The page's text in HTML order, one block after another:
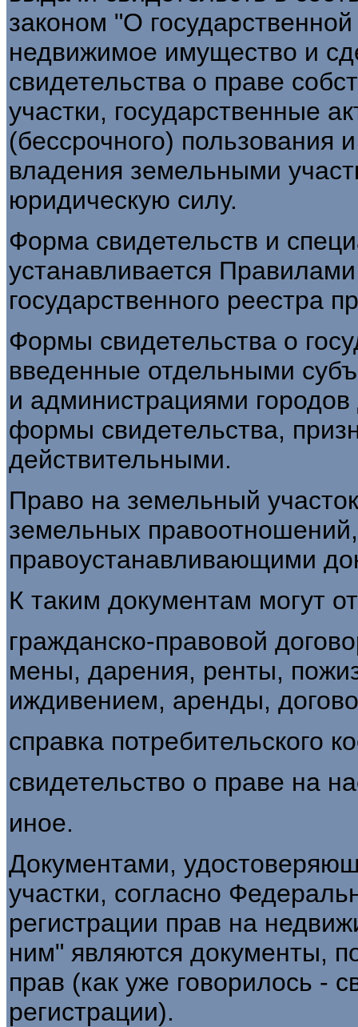
законом "О
недвижимое имущество и
свидетельства о праве
участки, государственные
(бессрочного) пользования
владения земельными
юридическую силу.
Форма свидетельств и
устанавливается
государственного реестра
Формы свидетельства о
введенные отдельными
и администрациями
формы свидетельства,
действительными.
Право на земельный
земельных
правоустанавливающими
К таким документам могут
гражданско-правовой
мены, дарения, ренты,
иждивением, аренды,
справка потребительского
свидетельство о праве на
иное.
Документами,
участки, согласно
регистрации прав на
ним" являются документы,
прав (как уже говорилось -
регистрации).